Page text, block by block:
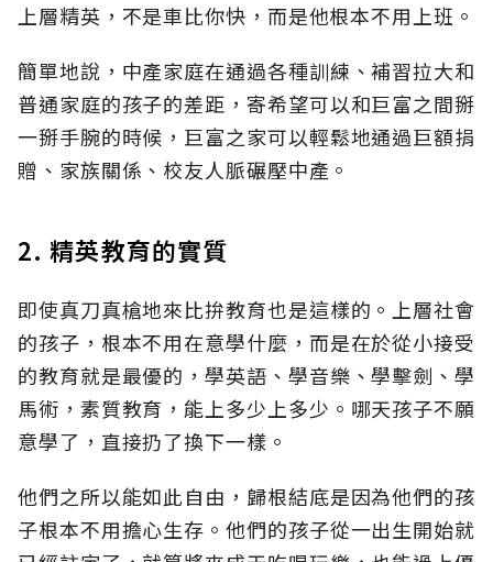
上層精英，不是車比你快，而是他根本不用上班。
簡單地說，中產家庭在通過各種訓練、補習拉大和
普通家庭的孩子的差距，寄希望可以和巨富之間掰
一掰手腕的時候，巨富之家可以輕鬆地通過巨額捐
贈、家族關係、校友人脈碾壓中產。
2. 精英教育的實質
即使真刀真槍地來比拚教育也是這樣的。上層社會
的孩子，根本不用在意學什麼，而是在於從小接受
的教育就是最優的，學英語、學音樂、學擊劍、學
馬術，素質教育，能上多少上多少。哪天孩子不願
意學了，直接扔了換下一樣。
他們之所以能如此自由，歸根結底是因為他們的孩
子根本不用擔心生存。他們的孩子從一出生開始就